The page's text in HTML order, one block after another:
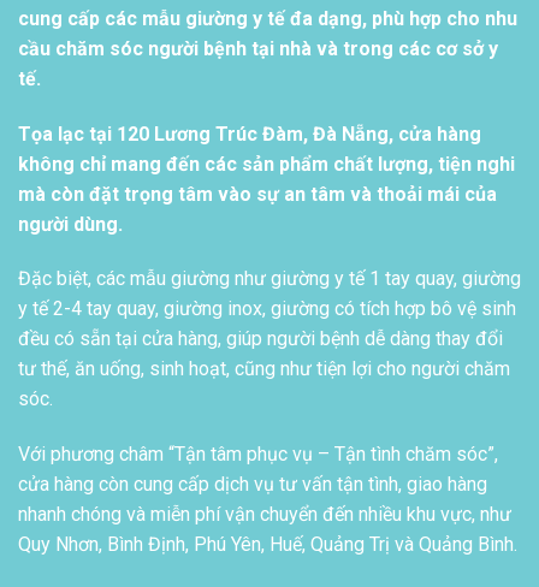
cung cấp các mẫu giường y tế đa dạng, phù hợp cho nhu
cầu chăm sóc người bệnh tại nhà và trong các cơ sở y
tế.
Tọa lạc tại 120 Lương Trúc Đàm, Đà Nẵng, cửa hàng
không chỉ mang đến các sản phẩm chất lượng, tiện nghi
mà còn đặt trọng tâm vào sự an tâm và thoải mái của
người dùng.
Đặc biệt, các mẫu giường như giường y tế 1 tay quay, giường
y tế 2-4 tay quay, giường inox, giường có tích hợp bô vệ sinh
đều có sẵn tại cửa hàng, giúp người bệnh dễ dàng thay đổi
tư thế, ăn uống, sinh hoạt, cũng như tiện lợi cho người chăm
sóc.
Với phương châm “Tận tâm phục vụ – Tận tình chăm sóc”,
cửa hàng còn cung cấp dịch vụ tư vấn tận tình, giao hàng
nhanh chóng và miễn phí vận chuyển đến nhiều khu vực, như
Quy Nhơn, Bình Định, Phú Yên, Huế, Quảng Trị và Quảng Bình.